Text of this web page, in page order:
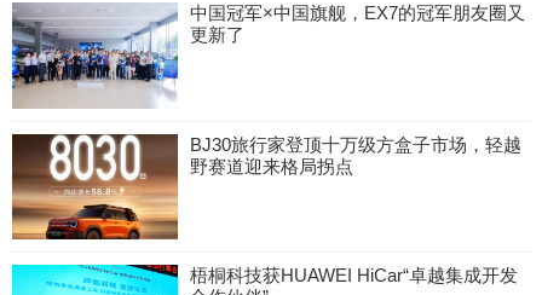
中国冠军×中国旗舰，EX7的冠军朋友圈又
更新了
BJ30旅行家登顶十万级方盒子市场，轻越
野赛道迎来格局拐点
梧桐科技获HUAWEI HiCar“卓越集成开发